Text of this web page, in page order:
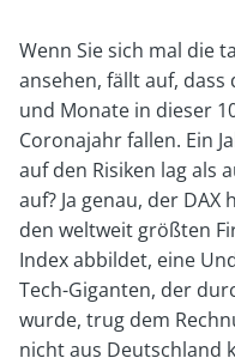
Wenn Sie sich mal die
ansehen, fällt auf,
und Monate in dieser
Coronajahr fallen. Ein
auf den Risiken lag als
auf? Ja genau, der
den weltweit größten
Index abbildet, eine
Tech-Giganten, der
wurde, trug dem
nicht aus Deutschland